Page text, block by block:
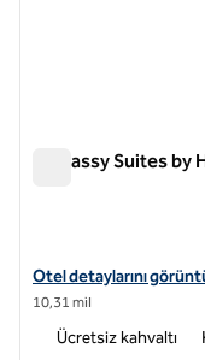
Embassy Suites
Embassy Suites by
Otel detaylarını
10,31 mil
Ücretsiz kahvaltı